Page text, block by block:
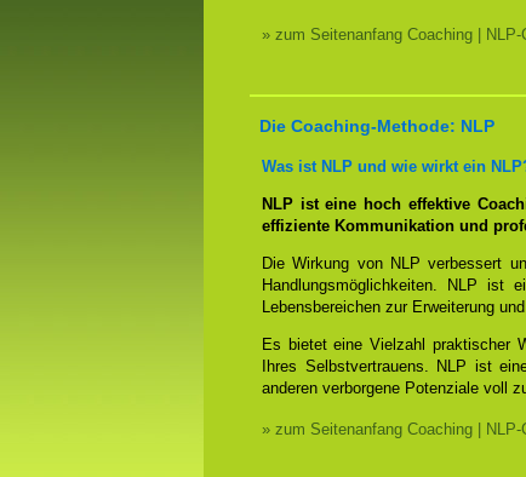
» zum Seitenanfang Coaching |
Die Coaching-Methode: NLP
Was ist NLP und wie wirkt ein
NLP ist eine hoch effektive
effiziente Kommunikation und
Die Wirkung von NLP verbessert
Handlungsmöglichkeiten. NLP ist
Lebensbereichen zur Erweiterung
Es bietet eine Vielzahl praktischer
Ihres Selbstvertrauens. NLP ist
anderen verborgene Potenziale voll
» zum Seitenanfang Coaching |